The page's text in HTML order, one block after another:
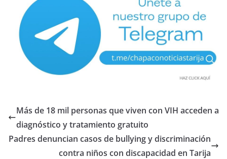
Más de 18 mil personas que viven con VIH acceden a
diagnóstico y tratamiento gratuito
Padres denuncian casos de bullying y discriminación
contra niños con discapacidad en Tarija